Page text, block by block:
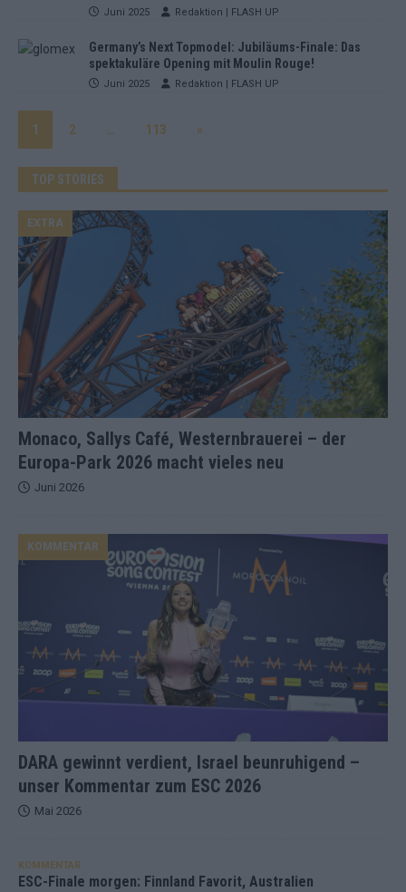
Juni 2025 Redaktion | FLASH UP
Germany’s Next Topmodel: Jubiläums-Finale: Das
spektakuläre Opening mit Moulin Rouge!
Juni 2025 Redaktion | FLASH UP
1 2 113 »
TOP STORIES
Monaco, Sallys Café, Westernbrauerei – der
Europa-Park 2026 macht vieles neu
EXTRA
Juni 2026
DARA gewinnt verdient, Israel beunruhigend –
unser Kommentar zum ESC 2026
KOMMENTAR
Mai 2026
KOMMENTAR
ESC-Finale morgen: Finnland Favorit, Australien